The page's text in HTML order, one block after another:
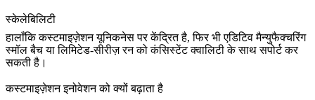
स्केलेबिलिटी
हालाँकि कस्टमाइज़ेशन यूनिकनेस पर केंद्रित है, फिर भी एडिटिव मैन्युफैक्चरिंग
स्मॉल बैच या लिमिटेड-सीरीज़ रन को कंसिस्टेंट क्वालिटी के साथ सपोर्ट कर
सकती है।
कस्टमाइज़ेशन इनोवेशन को क्यों बढ़ाता है